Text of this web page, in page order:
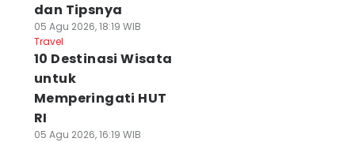
dan Tipsnya
05 Agu 2026, 18:19 WIB
Travel
10 Destinasi Wisata
untuk
Memperingati HUT
RI
05 Agu 2026, 16:19 WIB